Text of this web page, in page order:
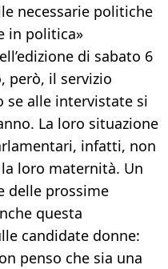
necessarie politiche
in politica»
di sabato 6
però, il servizio
se alle intervistate si
La loro situazione
infatti, non
loro maternità. Un
delle prossime
questa
candidate donne:
penso che sia una